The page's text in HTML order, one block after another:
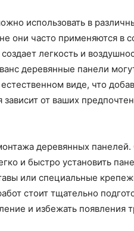
использовать в
они часто применяются в
легкость и
деревянные панели
виде, что
от ваших
деревянных
и быстро установить
или специальные
стоит тщательно
и избежать появления